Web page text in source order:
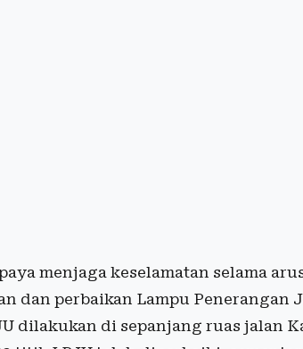
menjaga keselamatan selama
dan perbaikan Lampu Penerangan
dilakukan di sepanjang ruas jalan